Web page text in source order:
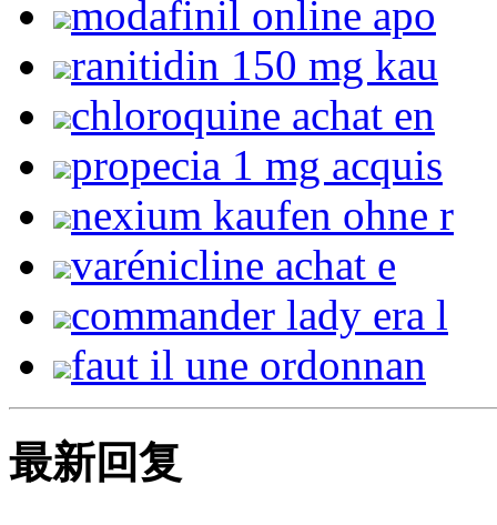
modafinil online apo
ranitidin 150 mg kau
chloroquine achat en
propecia 1 mg acquis
nexium kaufen ohne r
varénicline achat e
commander lady era l
faut il une ordonnan
最新回复